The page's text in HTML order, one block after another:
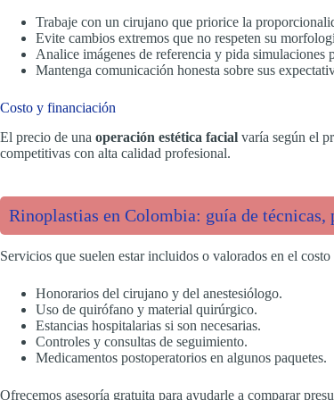
Trabaje con un cirujano que priorice la
Evite cambios extremos que no respeten su
Analice imágenes de referencia y pida simulaciones
Mantenga comunicación honesta sobre sus
Costo y financiación
El precio de una operación estética facial varía según el
competitivas con alta calidad profesional.
Rinoplastias en Colombia: guía de
Servicios que suelen estar incluidos o valorados en el costo
Honorarios del cirujano y del anestesiólogo.
Uso de quirófano y material quirúrgico.
Estancias hospitalarias si son necesarias.
Controles y consultas de seguimiento.
Medicamentos postoperatorios en algunos paquetes.
Ofrecemos asesoría gratuita para ayudarle a comparar